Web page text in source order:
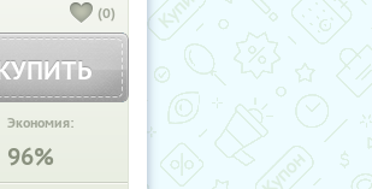
(0)
Экономия:
96%